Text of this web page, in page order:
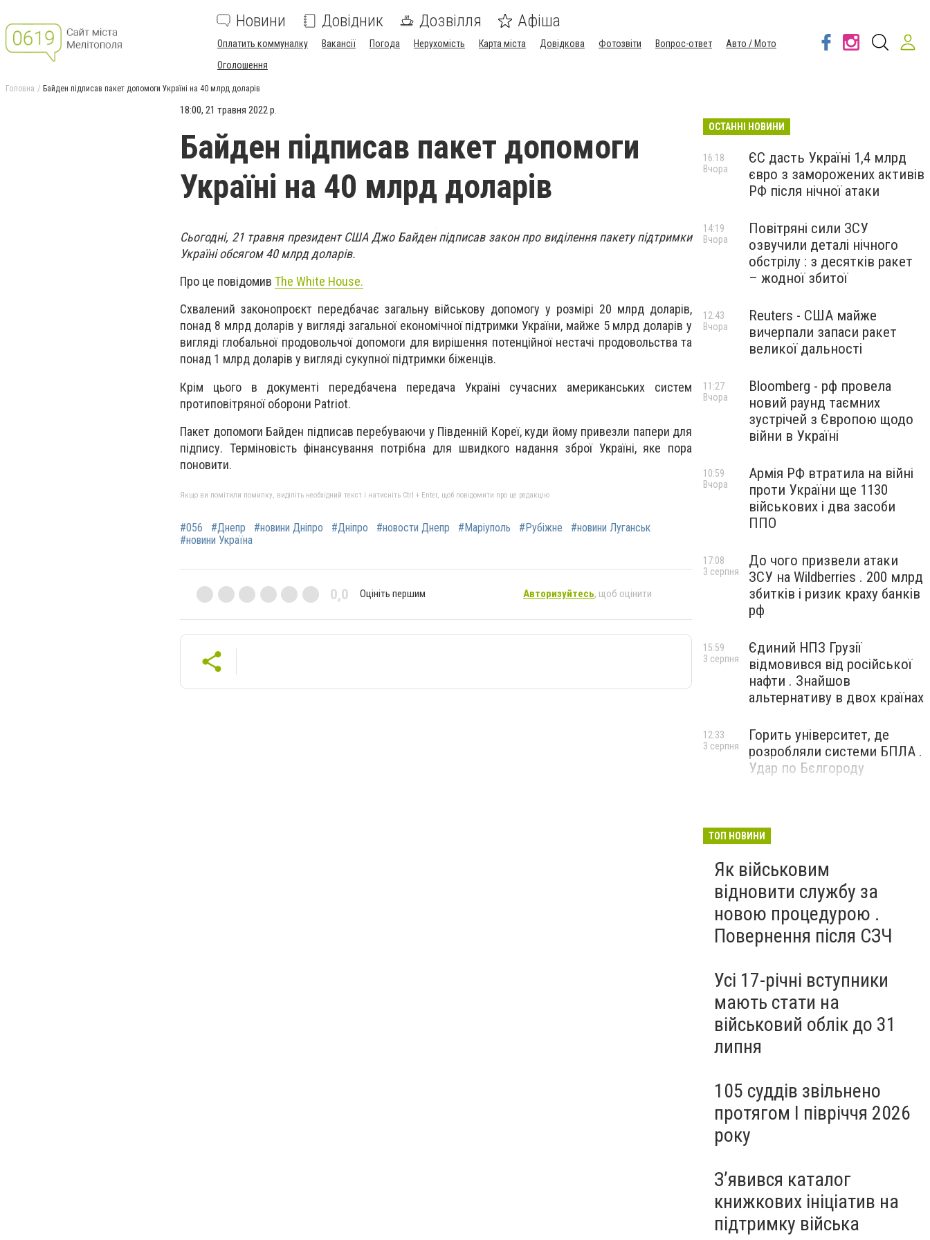
Новини Довідник Дозвілля Афіша
Оплатить коммуналку Вакансії Погода Нерухомість Карта міста Довідкова Фотозвіти Вопрос-ответ
Авто / Мото
Оголошення
Головна Байден підписав пакет допомоги Україні на 40 млрд доларів
18:00, 21 травня 2022 р.
Байден підписав пакет допомоги
Україні на 40 млрд доларів
Сьогодні, 21 травня президент США Джо Байден підписав закон про виділення пакету підтримки
Україні обсягом 40 млрд доларів.
Про це повідомив The White House.
Схвалений законопроєкт передбачає загальну військову допомогу у розмірі 20 млрд доларів,
понад 8 млрд доларів у вигляді загальної економічної підтримки України, майже 5 млрд доларів у
вигляді глобальної продовольчої допомоги для вирішення потенційної нестачі продовольства та
понад 1 млрд доларів у вигляді сукупної підтримки біженців.
Крім цього в документі передбачена передача Україні сучасних американських систем
протиповітряної оборони Patriot.
Пакет допомоги Байден підписав перебуваючи у Південній Кореї, куди йому привезли папери для
підпису. Терміновість фінансування потрібна для швидкого надання зброї Україні, яке пора
поновити.
Якщо ви помітили помилку, виділіть необхідний текст і натисніть Ctrl + Enter, щоб повідомити про це редакцію
#056 #Днепр #новини Дніпро #Дніпро #новости Днепр #Маріуполь #Рубіжне
#новини Луганськ
#новини Україна
0,0 Оцініть першим Авторизуйтесь, щоб оцінити
ОСТАННІ НОВИНИ
ЄС дасть Україні 1,4 млрд
євро з заморожених активів
РФ після нічної атаки
16:18
Вчора
Повітряні сили ЗСУ
озвучили деталі нічного
обстрілу : з десятків ракет
– жодної збитої
14:19
Вчора
Reuters - США майже
вичерпали запаси ракет
великої дальності
12:43
Вчора
Bloomberg - рф провела
новий раунд таємних
зустрічей з Європою щодо
війни в Україні
11:27
Вчора
Армія РФ втратила на війні
проти України ще 1130
військових і два засоби
ППО
10:59
Вчора
До чого призвели атаки
ЗСУ на Wildberries . 200 млрд
збитків і ризик краху банків
рф
17:08
3 серпня
Єдиний НПЗ Грузії
відмовився від російської
нафти . Знайшов
альтернативу в двох країнах
15:59
3 серпня
Горить університет, де
розробляли системи БПЛА .
Удар по Бєлгороду
12:33
3 серпня
ТОП НОВИНИ
Як військовим
відновити службу за
новою процедурою .
Повернення після СЗЧ
Усі 17-річні вступники
мають стати на
військовий облік до 31
липня
105 суддів звільнено
протягом I півріччя 2026
року
З’явився каталог
книжкових ініціатив на
підтримку війська